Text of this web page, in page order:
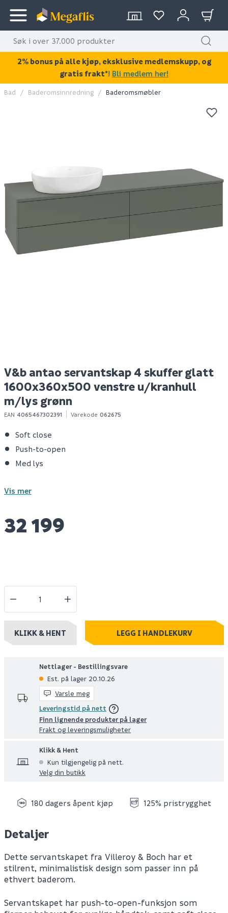
KAN DISSE VÆRE AV INTERESSE?
Hyper bokhylle eik
struktur
Bad Baderomsinnredning Baderomsmøbler
V&b antao servantskap 4 skuffer glatt
1600x360x500 venstre u/kranhull
m/lys grønn
EAN 4065467302391 Varekode 062675
Soft close
Push-to-open
Med lys
Vis mer
32 199
KLIKK & HENT LEGG I HANDLEKURV
Nettlager - Bestillingsvare
Est. på lager 20.10.26
Varsle meg
Leveringstid på nett
Finn lignende produkter på lager
Frakt og leveringsmuligheter
Klikk & Hent
Kun tilgjengelig på nett.
Velg din butikk
180 dagers åpent kjøp 125% pristrygghet
Detaljer
Dette servantskapet fra Villeroy & Boch har et
stilrent, minimalistisk design som passer inn på
ethvert baderom.
Servantskapet har push-to-open-funksjon som
2% bonus på alle kjøp, eksklusive medlemskupp, og
gratis frakt*! Bli medlem her!